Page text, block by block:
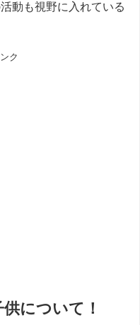
動も視野に入れている
ク
について！